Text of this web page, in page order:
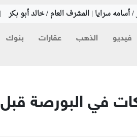
أسامه سرايا | المشرف العام / خالد أبو بكر |
فيديو الذهب عقارات بنوك
تستهدف قيد 4 شركات في البورصة قبل